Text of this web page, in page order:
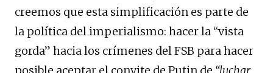
creemos que esta simplificación es parte de
la política del imperialismo: hacer la “vista
gorda” hacia los crímenes del FSB para hacer
posible aceptar el convite de Putin de “luchar